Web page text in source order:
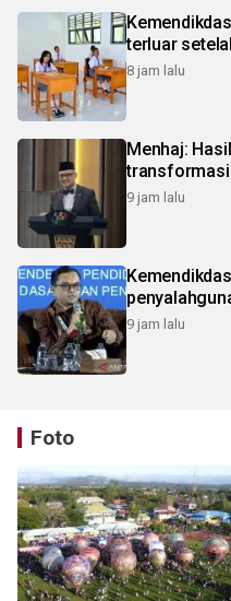
terluar
8 jam lalu
Menhaj:
transformasi
9 jam lalu
9 jam lalu
Foto